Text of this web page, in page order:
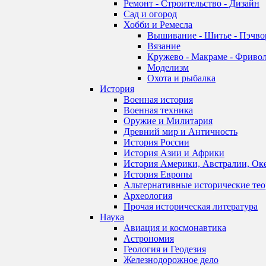
Ремонт - Строительство - Дизайн
Сад и огород
Хобби и Ремесла
Вышивание - Шитье -
Вязание
Кружево - Макраме -
Моделизм
Охота и рыбалка
История
Военная история
Военная техника
Оружие и Милитария
Древний мир и Античность
История России
История Азии и Африки
История Америки, Австралии,
История Европы
Альтернативные исторические
Археология
Прочая историческая литература
Наука
Авиация и космонавтика
Астрономия
Геология и Геодезия
Железнодорожное дело